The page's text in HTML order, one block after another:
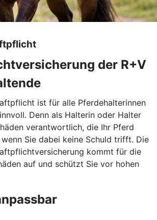
der R+V
ist für alle Pferdehalterinnen
Denn als Halterin oder Halter
verantwortlich, die Ihr Pferd
Sie dabei keine Schuld trifft. Die
kommt für die
auf und schützt Sie vor hohen